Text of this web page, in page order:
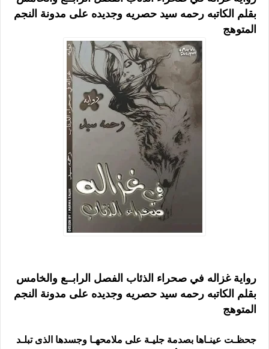
بقلم الكاتبه رحمه سيد حصريه وجديده على مدونة النجم
المتوهج
رواية غزاله في صحراء الذئاب الفصل الرابــع والخامس
بقلم الكاتبه رحمه سيد حصريه وجديده على مدونة النجم
المتوهج
جحظـت عينـاها بصدمة جليـة على ملامحهـا وجسدها الذى تبلـد